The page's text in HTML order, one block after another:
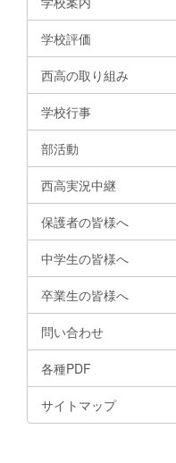
学校評価
西高の取り組み
学校行事
部活動
西高実況中継
保護者の皆様へ
中学生の皆様へ
卒業生の皆様へ
問い合わせ
各種PDF
サイトマップ